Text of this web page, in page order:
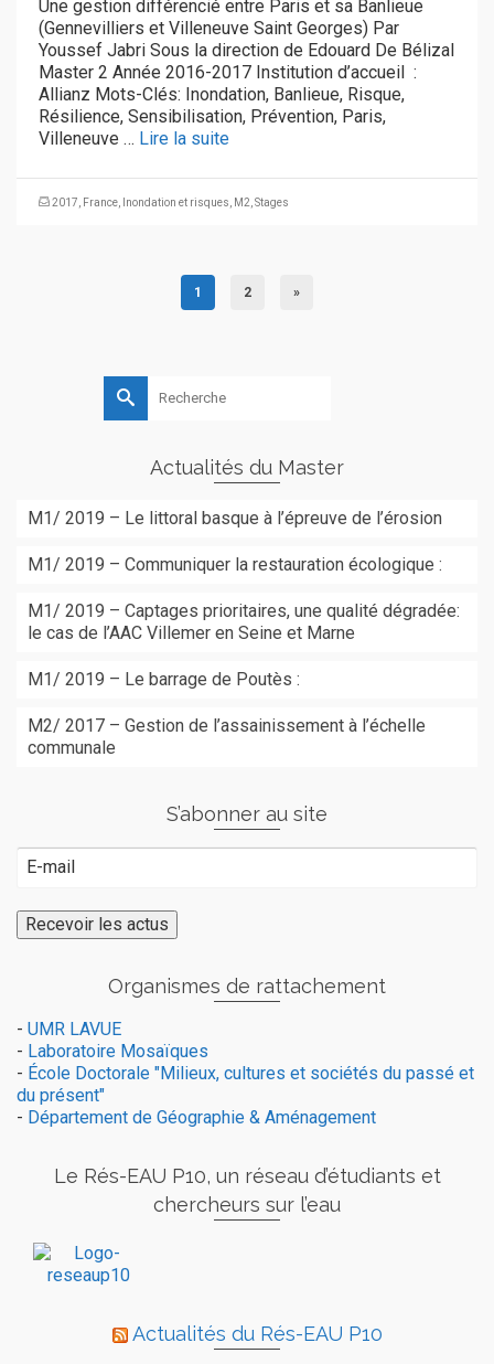
Une gestion différencié entre Paris et sa Banlieue
(Gennevilliers et Villeneuve Saint Georges) Par
Youssef Jabri Sous la direction de Edouard De Bélizal
Master 2 Année 2016-2017 Institution d’accueil :
Allianz Mots-Clés: Inondation, Banlieue, Risque,
Résilience, Sensibilisation, Prévention, Paris,
Villeneuve … Lire la suite
2017 France Inondation et risques M2 Stages
1 2 »
Rechercher :
Actualités du Master
M1/ 2019 – Le littoral basque à l’épreuve de l’érosion
M1/ 2019 – Communiquer la restauration écologique :
M1/ 2019 – Captages prioritaires, une qualité dégradée:
le cas de l’AAC Villemer en Seine et Marne
M1/ 2019 – Le barrage de Poutès :
M2/ 2017 – Gestion de l’assainissement à l’échelle
communale
S’abonner au site
Organismes de rattachement
- UMR LAVUE
- Laboratoire Mosaïques
- École Doctorale "Milieux, cultures et sociétés du passé et
du présent"
- Département de Géographie & Aménagement
Le Rés-EAU P10, un réseau d’étudiants et
chercheurs sur l’eau
Actualités du Rés-EAU P10